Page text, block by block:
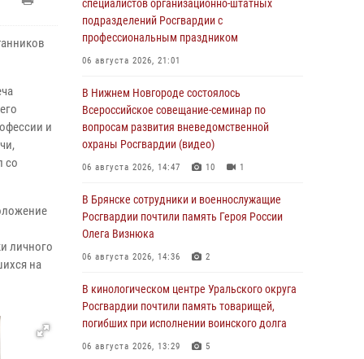
и
со
личного
на
специалистов организационно-штатных
подразделений Росгвардии с
профессиональным праздником
06 августа 2026, 21:01
В Нижнем Новгороде состоялось
Всероссийское совещание-семинар по
вопросам развития вневедомственной
охраны Росгвардии (видео)
06 августа 2026, 14:47 10 1
В Брянске сотрудники и военнослужащие
Росгвардии почтили память Героя России
Олега Визнюка
06 августа 2026, 14:36 2
В кинологическом центре Уральского округа
Росгвардии почтили память товарищей,
погибших при исполнении воинского долга
06 августа 2026, 13:29 5